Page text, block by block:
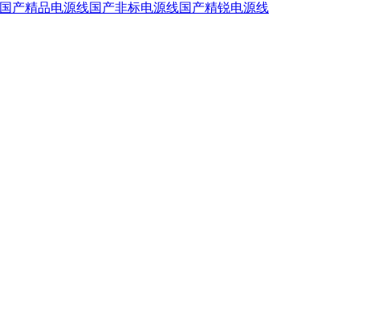
国产精品电源线国产非标电源线国产精锐电源线